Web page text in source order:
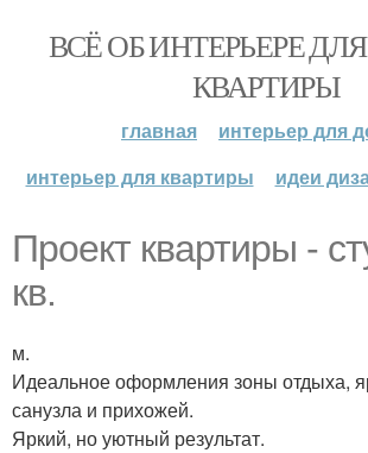
ВСЁ ОБ ИНТЕРЬЕРЕ
КВАРТИРЫ
главная
интерьер для
интерьер для квартиры
идеи
Проект квартиры -
кв.
м.
Идеальное оформления зоны отдыха,
санузла и прихожей.
Яркий, но уютный результат.